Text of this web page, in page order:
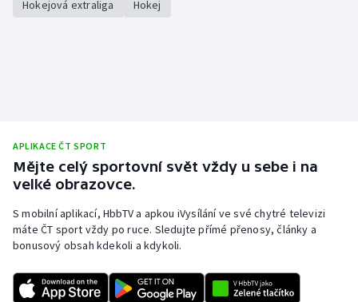
Hokejová extraliga Hokej
APLIKACE ČT SPORT
Mějte celý sportovní svět vždy u sebe i na
velké obrazovce.
S mobilní aplikací, HbbTV a apkou iVysílání ve své chytré televizi
máte ČT sport vždy po ruce. Sledujte přímé přenosy, články a
bonusový obsah kdekoli a kdykoli.